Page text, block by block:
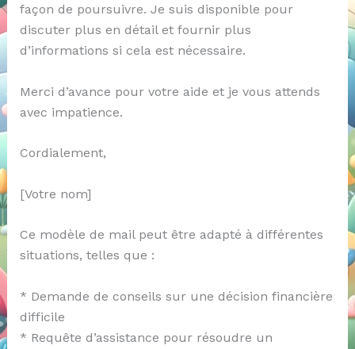
façon de poursuivre. Je suis disponible pour
discuter plus en détail et fournir plus
d’informations si cela est nécessaire.
Merci d’avance pour votre aide et je vous attends
avec impatience.
Cordialement,
[Votre nom]
Ce modèle de mail peut être adapté à différentes
situations, telles que :
* Demande de conseils sur une décision financière
difficile
* Requête d’assistance pour résoudre un